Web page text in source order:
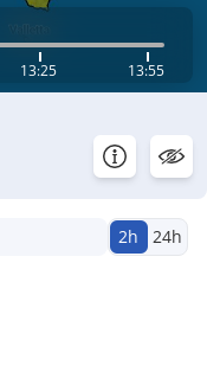
13:25 13:55
2h 24h